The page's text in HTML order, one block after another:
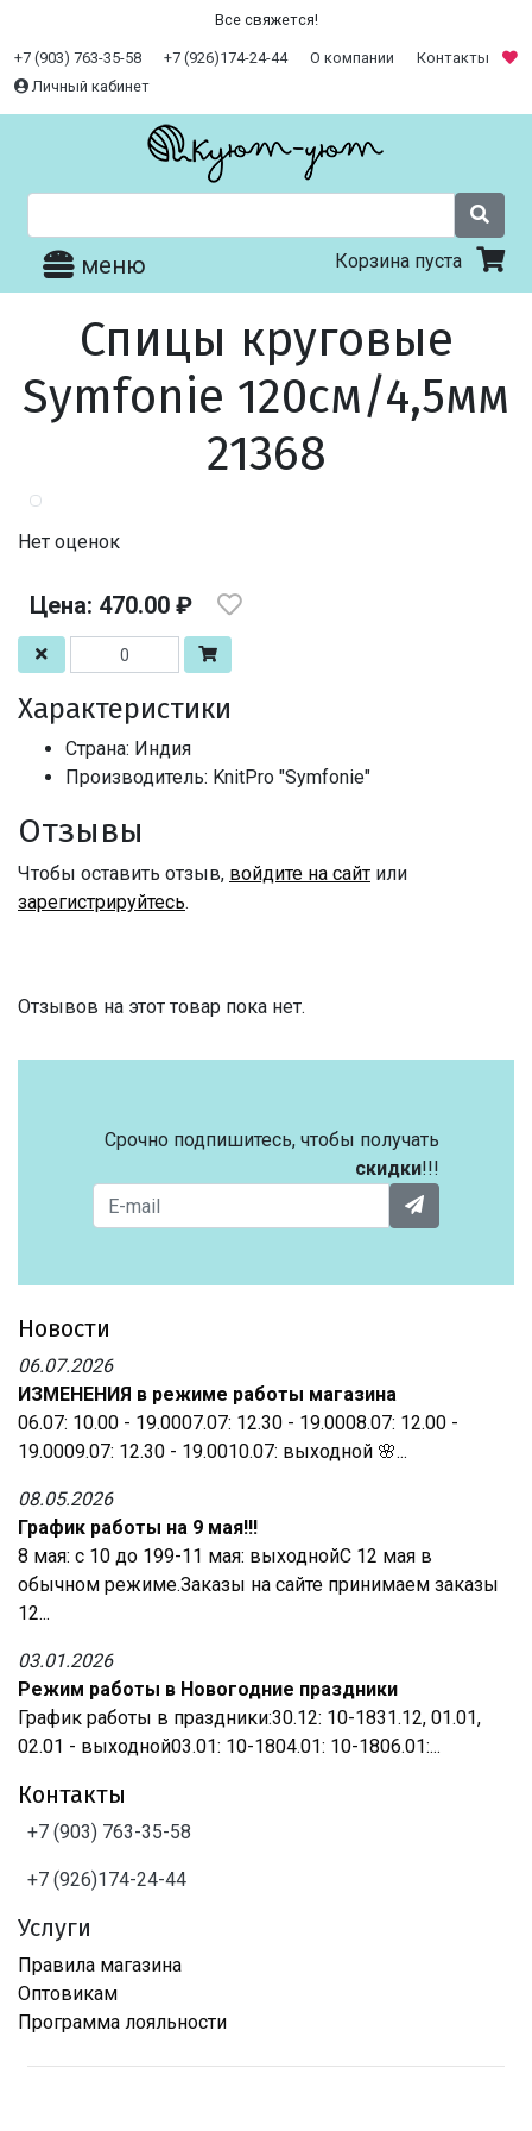
Все свяжется!
+7 (903) 763-35-58 +7 (926)174-24-44 О компании
Контакты
Личный кабинет
меню Корзина пуста
Спицы круговые
Symfonie 120см/4,5мм
21368
Нет оценок
Цена: 470.00 ₽
Характеристики
Страна: Индия
Производитель: KnitPro "Symfonie"
Отзывы
Чтобы оставить отзыв, войдите на сайт или
зарегистрируйтесь.
Отзывов на этот товар пока нет.
Срочно подпишитесь, чтобы получать
скидки!!!
Новости
06.07.2026
ИЗМЕНЕНИЯ в режиме работы магазина
06.07: 10.00 - 19.0007.07: 12.30 - 19.0008.07: 12.00 -
19.0009.07: 12.30 - 19.0010.07: выходной 🌸...
08.05.2026
График работы на 9 мая!!!
8 мая: с 10 до 199-11 мая: выходнойС 12 мая в
обычном режиме.Заказы на сайте принимаем заказы
12...
03.01.2026
Режим работы в Новогодние праздники
График работы в праздники:30.12: 10-1831.12, 01.01,
02.01 - выходной03.01: 10-1804.01: 10-1806.01:...
Контакты
+7 (903) 763-35-58
+7 (926)174-24-44
Услуги
Правила магазина
Оптовикам
Программа лояльности